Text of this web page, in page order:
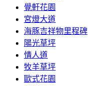
覺軒花園
宮燈大道
海豚吉祥物里程碑
陽光草坪
情人道
牧羊草坪
歐式花園